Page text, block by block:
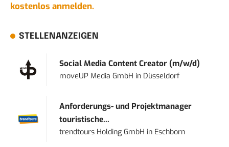
kostenlos anmelden.
STELLENANZEIGEN
Social Media Content Creator (m/w/d)
moveUP Media GmbH in Düsseldorf
Anforderungs- und Projektmanager
touristische...
trendtours Holding GmbH in Eschborn